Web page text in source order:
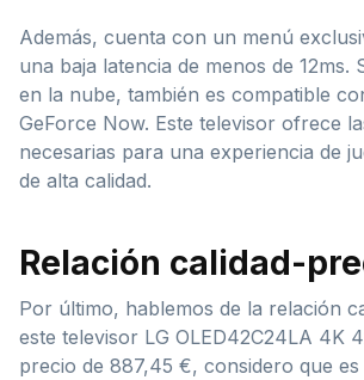
Además, cuenta con un menú
una baja latencia de menos de 12ms.
en la nube, también es compatible
GeForce Now. Este televisor ofrece
necesarias para una experiencia de
de alta calidad.
Relación calidad-
Por último, hablemos de la relación
este televisor LG OLED42C24LA 4K
precio de 887,45 €, considero que